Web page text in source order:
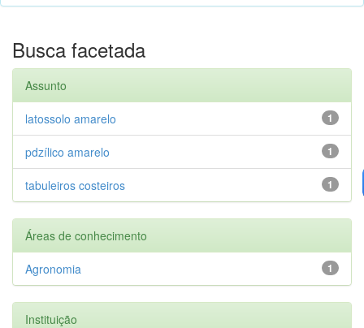
Busca facetada
Assunto
1
latossolo amarelo
1
pdzílico amarelo
1
tabuleiros costeiros
Áreas de conhecimento
1
Agronomia
Instituição